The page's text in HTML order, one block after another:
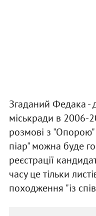
Згаданий Федака -
міськради в 2006-
розмові з
піар" можна буде
реєстрації
часу це тільки
походження "із